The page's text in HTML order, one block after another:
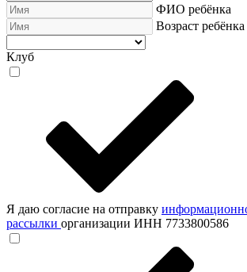
ФИО ребёнка
Возраст ребёнка
Клуб
Я даю согласие на отправку
рассылки организации ИНН 7733800586